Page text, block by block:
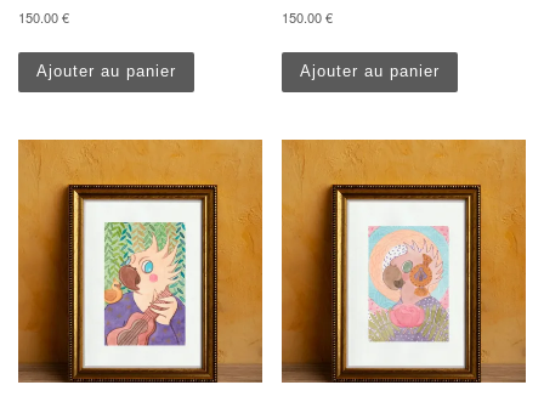
150.00€
Ajouter au panier
150.00€
Ajouter au panier